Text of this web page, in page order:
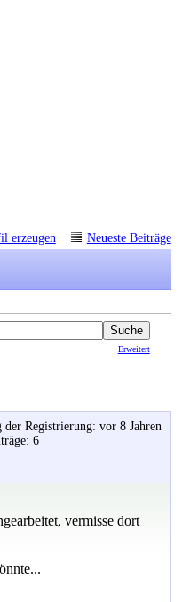
erzeugen Neueste Beiträge
Erweitert
der Registrierung: vor 8 Jahren
6
vermisse dort